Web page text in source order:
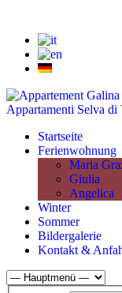
Startseite
Ferienwohnung
Maria
Giulia
Angelica
Winter
Sommer
Bildergalerie
Kontakt &